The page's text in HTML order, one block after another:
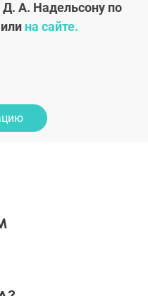
Д. А. Надельсону по
или на сайте.